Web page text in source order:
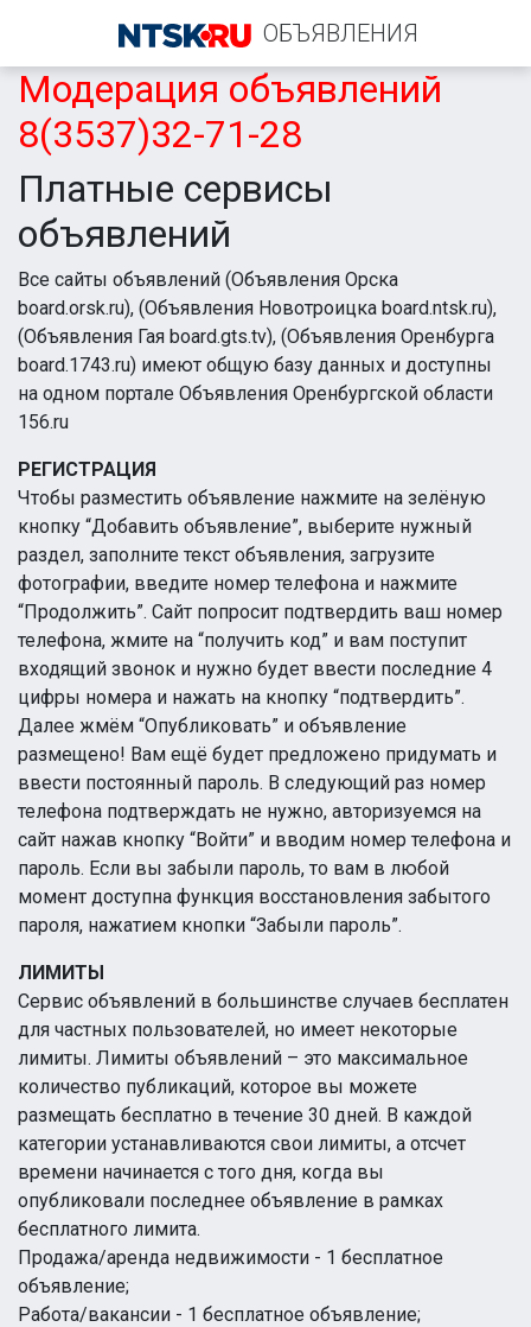
ОБЪЯВЛЕНИЯ
Модерация объявлений
8(3537)32-71-28
Платные сервисы
объявлений
Все сайты объявлений (Объявления Орска
board.orsk.ru), (Объявления Новотроицка board.ntsk.ru),
(Объявления Гая board.gts.tv), (Объявления Оренбурга
board.1743.ru) имеют общую базу данных и доступны
на одном портале Объявления Оренбургской области
156.ru
РЕГИСТРАЦИЯ
Чтобы разместить объявление нажмите на зелёную
кнопку “Добавить объявление”, выберите нужный
раздел, заполните текст объявления, загрузите
фотографии, введите номер телефона и нажмите
“Продолжить”. Сайт попросит подтвердить ваш номер
телефона, жмите на “получить код” и вам поступит
входящий звонок и нужно будет ввести последние 4
цифры номера и нажать на кнопку “подтвердить”.
Далее жмём “Опубликовать” и объявление
размещено! Вам ещё будет предложено придумать и
ввести постоянный пароль. В следующий раз номер
телефона подтверждать не нужно, авторизуемся на
сайт нажав кнопку “Войти” и вводим номер телефона и
пароль. Если вы забыли пароль, то вам в любой
момент доступна функция восстановления забытого
пароля, нажатием кнопки “Забыли пароль”.
ЛИМИТЫ
Сервис объявлений в большинстве случаев бесплатен
для частных пользователей, но имеет некоторые
лимиты. Лимиты объявлений – это максимальное
количество публикаций, которое вы можете
размещать бесплатно в течение 30 дней. В каждой
категории устанавливаются свои лимиты, а отсчет
времени начинается с того дня, когда вы
опубликовали последнее объявление в рамках
бесплатного лимита.
Продажа/аренда недвижимости - 1 бесплатное
объявление;
Работа/вакансии - 1 бесплатное объявление;